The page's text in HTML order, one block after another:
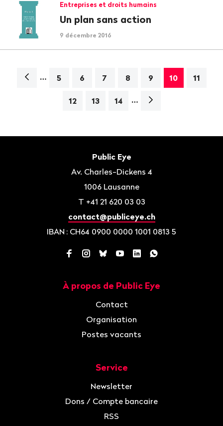
Entreprises et droits humains
Un plan sans action
9 décembre 2016
Navigation
… 5 6 7 8 9 10 11
12 13 14 …
Page
Public Eye
Av. Charles-Dickens 4
1006 Lausanne
T +41 21 620 03 03
contact@publiceye.ch
IBAN : CH64 0900 0000 1001 0813 5
Facebook
Instagram
BlueskyYouTube
LinkedInWhatsApp
À propos de Public Eye
Contact
Organisation
Postes vacants
Service
Newsletter
Dons / Compte bancaire
RSS